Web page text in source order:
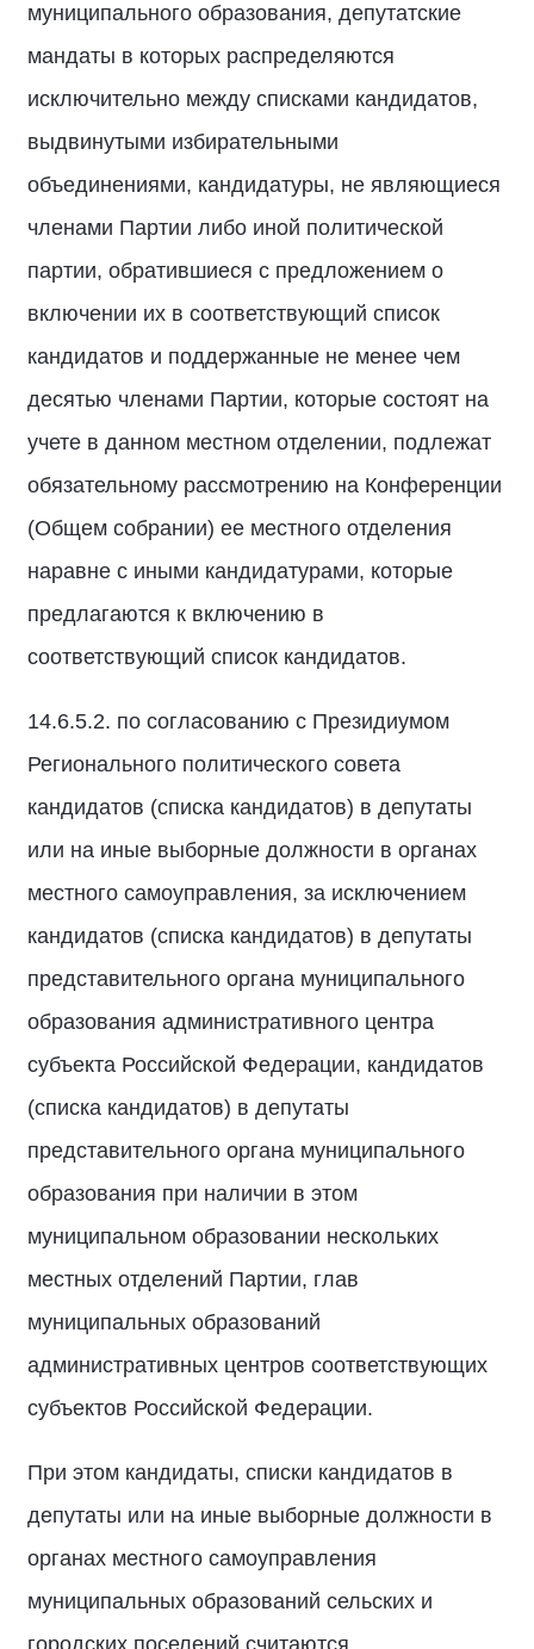
муниципального образования, депутатские
мандаты в которых распределяются
исключительно между списками кандидатов,
выдвинутыми избирательными
объединениями, кандидатуры, не являющиеся
членами Партии либо иной политической
партии, обратившиеся с предложением о
включении их в соответствующий список
кандидатов и поддержанные не менее чем
десятью членами Партии, которые состоят на
учете в данном местном отделении, подлежат
обязательному рассмотрению на Конференции
(Общем собрании) ее местного отделения
наравне с иными кандидатурами, которые
предлагаются к включению в
соответствующий список кандидатов.
14.6.5.2. по согласованию с Президиумом
Регионального политического совета
кандидатов (списка кандидатов) в депутаты
или на иные выборные должности в органах
местного самоуправления, за исключением
кандидатов (списка кандидатов) в депутаты
представительного органа муниципального
образования административного центра
субъекта Российской Федерации, кандидатов
(списка кандидатов) в депутаты
представительного органа муниципального
образования при наличии в этом
муниципальном образовании нескольких
местных отделений Партии, глав
муниципальных образований
административных центров соответствующих
субъектов Российской Федерации.
При этом кандидаты, списки кандидатов в
депутаты или на иные выборные должности в
органах местного самоуправления
муниципальных образований сельских и
городских поселений считаются